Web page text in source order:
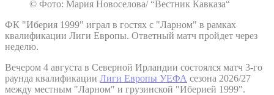
© Фото: Мария Новоселова/ “Вестник Кавказа“
ФК "Иберия 1999" играл в гостях с "Ларном" в рамках
квалификации Лиги Европы. Ответный матч пройдет через
неделю.
Вечером 4 августа в Северной Ирландии состоялся матч 3-го
раунда квалификации Лиги Европы УЕФА сезона 2026/27
между местным "Ларном" и грузинской "Иберией 1999".